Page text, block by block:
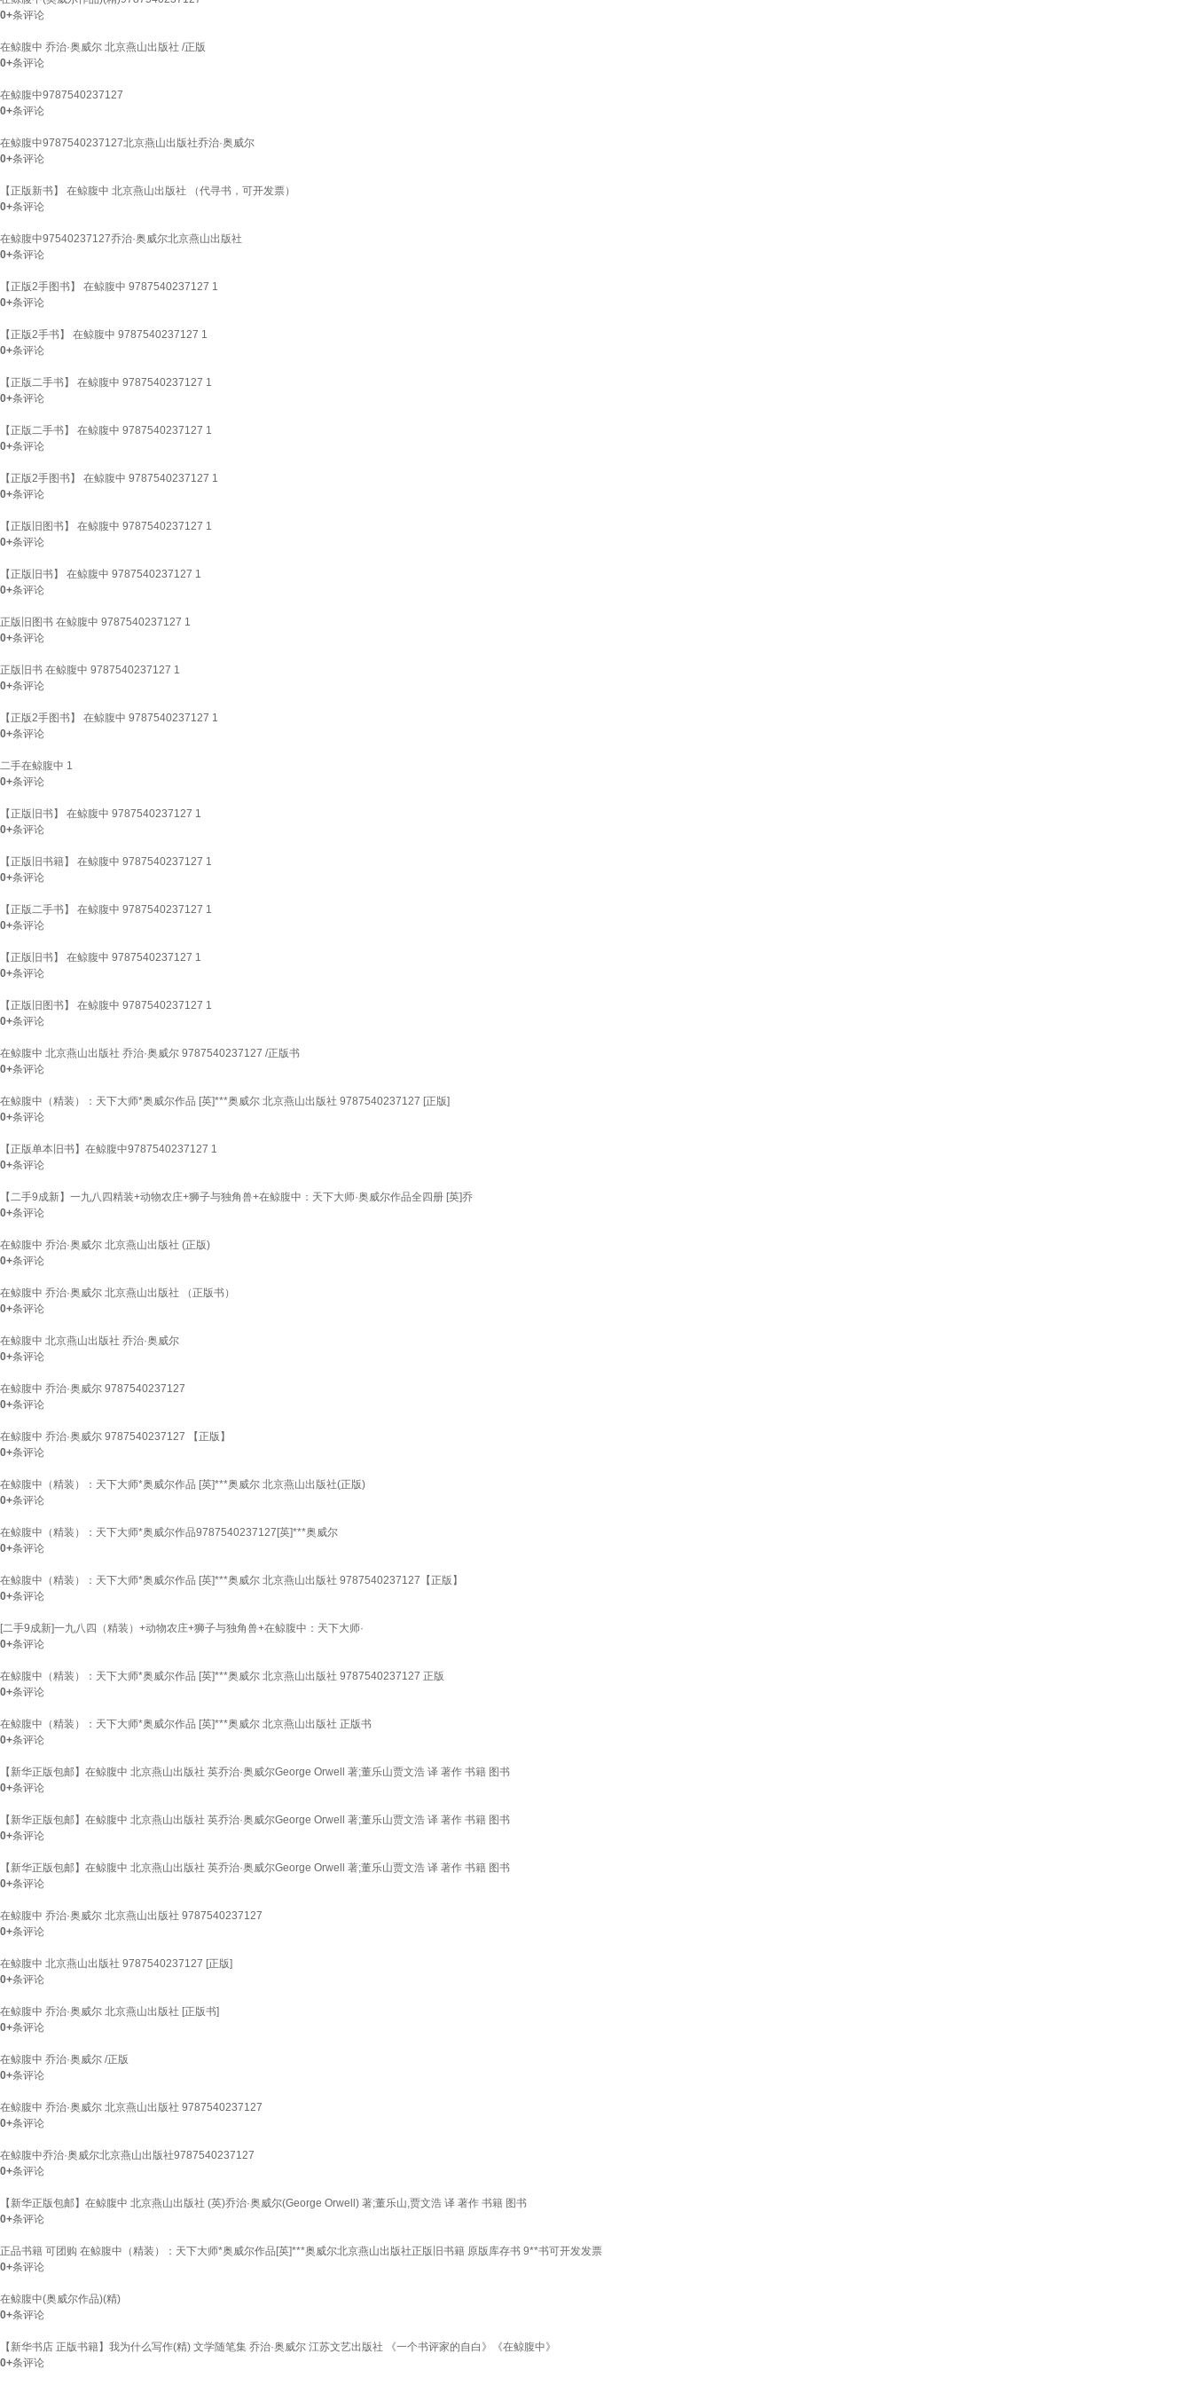
0+条评论
在鲸腹中 乔治·奥威尔 北京燕山出版社 /正版
0+条评论
在鲸腹中9787540237127
0+条评论
在鲸腹中9787540237127北京燕山出版社乔治·奥威尔
0+条评论
【正版新书】 在鲸腹中 北京燕山出版社 （代寻书，可开发票）
0+条评论
在鲸腹中97540237127乔治·奥威尔北京燕山出版社
0+条评论
【正版2手图书】 在鲸腹中 9787540237127 1
0+条评论
【正版2手书】 在鲸腹中 9787540237127 1
0+条评论
【正版二手书】 在鲸腹中 9787540237127 1
0+条评论
【正版二手书】 在鲸腹中 9787540237127 1
0+条评论
【正版2手图书】 在鲸腹中 9787540237127 1
0+条评论
【正版旧图书】 在鲸腹中 9787540237127 1
0+条评论
【正版旧书】 在鲸腹中 9787540237127 1
0+条评论
正版旧图书 在鲸腹中 9787540237127 1
0+条评论
正版旧书 在鲸腹中 9787540237127 1
0+条评论
【正版2手图书】 在鲸腹中 9787540237127 1
0+条评论
二手在鲸腹中 1
0+条评论
【正版旧书】 在鲸腹中 9787540237127 1
0+条评论
【正版旧书籍】 在鲸腹中 9787540237127 1
0+条评论
【正版二手书】 在鲸腹中 9787540237127 1
0+条评论
【正版旧书】 在鲸腹中 9787540237127 1
0+条评论
【正版旧图书】 在鲸腹中 9787540237127 1
0+条评论
在鲸腹中 北京燕山出版社 乔治·奥威尔 9787540237127 /正版书
0+条评论
在鲸腹中（精装）：天下大师*奥威尔作品 [英]***奥威尔 北京燕山出版社 9787540237127 [正版]
0+条评论
【正版单本旧书】在鲸腹中9787540237127 1
0+条评论
【二手9成新】一九八四精装+动物农庄+狮子与独角兽+在鲸腹中：天下大师·奥威尔作品全四册 [英]乔
0+条评论
在鲸腹中 乔治·奥威尔 北京燕山出版社 (正版)
0+条评论
在鲸腹中 乔治·奥威尔 北京燕山出版社 （正版书）
0+条评论
在鲸腹中 北京燕山出版社 乔治·奥威尔
0+条评论
在鲸腹中 乔治·奥威尔 9787540237127
0+条评论
在鲸腹中 乔治·奥威尔 9787540237127 【正版】
0+条评论
在鲸腹中（精装）：天下大师*奥威尔作品 [英]***奥威尔 北京燕山出版社(正版)
0+条评论
在鲸腹中（精装）：天下大师*奥威尔作品9787540237127[英]***奥威尔
0+条评论
在鲸腹中（精装）：天下大师*奥威尔作品 [英]***奥威尔 北京燕山出版社 9787540237127【正版】
0+条评论
[二手9成新]一九八四（精装）+动物农庄+狮子与独角兽+在鲸腹中：天下大师·
0+条评论
在鲸腹中（精装）：天下大师*奥威尔作品 [英]***奥威尔 北京燕山出版社 9787540237127 正版
0+条评论
在鲸腹中（精装）：天下大师*奥威尔作品 [英]***奥威尔 北京燕山出版社 正版书
0+条评论
【新华正版包邮】在鲸腹中 北京燕山出版社 英乔治·奥威尔George Orwell 著;董乐山贾文浩 译 著作 书籍 图书
0+条评论
【新华正版包邮】在鲸腹中 北京燕山出版社 英乔治·奥威尔George Orwell 著;董乐山贾文浩 译 著作 书籍 图书
0+条评论
【新华正版包邮】在鲸腹中 北京燕山出版社 英乔治·奥威尔George Orwell 著;董乐山贾文浩 译 著作 书籍 图书
0+条评论
在鲸腹中 乔治·奥威尔 北京燕山出版社 9787540237127
0+条评论
在鲸腹中 北京燕山出版社 9787540237127 [正版]
0+条评论
在鲸腹中 乔治·奥威尔 北京燕山出版社 [正版书]
0+条评论
在鲸腹中 乔治·奥威尔 /正版
0+条评论
在鲸腹中 乔治·奥威尔 北京燕山出版社 9787540237127
0+条评论
在鲸腹中乔治·奥威尔北京燕山出版社9787540237127
0+条评论
【新华正版包邮】在鲸腹中 北京燕山出版社 (英)乔治·奥威尔(George Orwell) 著;董乐山,贾文浩 译 著作 书籍 图书
0+条评论
正品书籍 可团购 在鲸腹中（精装）：天下大师*奥威尔作品[英]***奥威尔北京燕山出版社正版旧书籍 原版库存书 9**书可开发发票
0+条评论
在鲸腹中(奥威尔作品)(精)
0+条评论
【新华书店 正版书籍】我为什么写作(精) 文学随笔集 乔治·奥威尔 江苏文艺出版社 《一个书评家的自白》《在鲸腹中》
0+条评论